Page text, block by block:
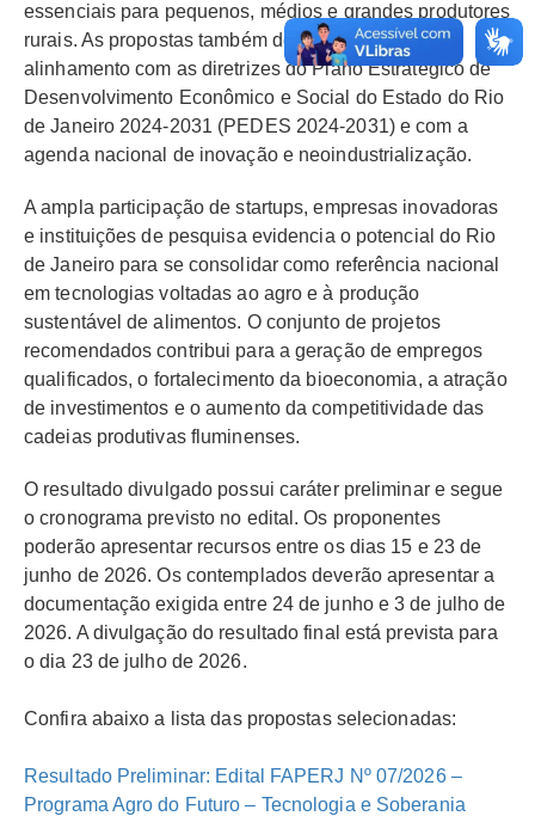
essenciais para pequenos, médios e grandes produtores
rurais. As propostas também demonstram forte
alinhamento com as diretrizes do Plano Estratégico de
Desenvolvimento Econômico e Social do Estado do Rio
de Janeiro 2024-2031 (PEDES 2024-2031) e com a
agenda nacional de inovação e neoindustrialização.
A ampla participação de startups, empresas inovadoras
e instituições de pesquisa evidencia o potencial do Rio
de Janeiro para se consolidar como referência nacional
em tecnologias voltadas ao agro e à produção
sustentável de alimentos. O conjunto de projetos
recomendados contribui para a geração de empregos
qualificados, o fortalecimento da bioeconomia, a atração
de investimentos e o aumento da competitividade das
cadeias produtivas fluminenses.
O resultado divulgado possui caráter preliminar e segue
o cronograma previsto no edital. Os proponentes
poderão apresentar recursos entre os dias 15 e 23 de
junho de 2026. Os contemplados deverão apresentar a
documentação exigida entre 24 de junho e 3 de julho de
2026. A divulgação do resultado final está prevista para
o dia 23 de julho de 2026.
Confira abaixo a lista das propostas selecionadas:
Resultado Preliminar: Edital FAPERJ Nº 07/2026 –
Programa Agro do Futuro – Tecnologia e Soberania